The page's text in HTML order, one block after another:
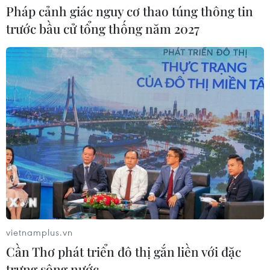
Thủ đô Indonesia đau đầu giải bài
toán “bùng nổ dân số” mèo hoang
Sơn La: Tìm nguyên nhân đốm lửa tự
cháy trên sân bêtông khi nắng nóng
03/06/2026 12:07
Kỳ tích hiếm có về chinh phục đỉnh
Everest của nhà leo núi người
Australia
22/05/2026 23:13
Pháp cảnh giác nguy cơ thao túng thông tin
trước bầu cử tổng thống năm 2027
vietnamplus.vn
Cần Thơ phát triển đô thị gắn liền với đặc